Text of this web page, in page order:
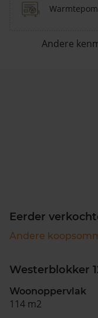
Andere
Eerder
Andere
Westerblokker
Woonoppervlak
114 m2